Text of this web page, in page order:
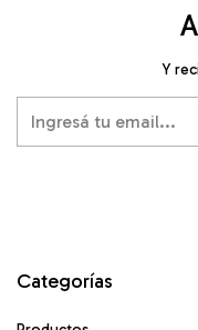
Y
Categorías